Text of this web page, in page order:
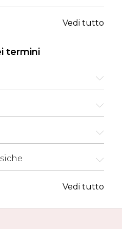
Vedi tutto
termini
Vedi tutto